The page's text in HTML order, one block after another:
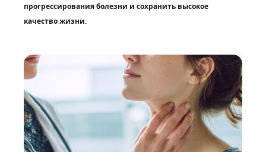
прогрессирования болезни и сохранить высокое
качество жизни.